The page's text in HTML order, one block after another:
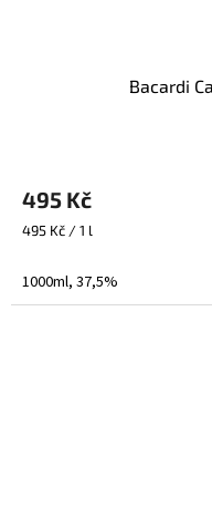
Bacardi
495 Kč
Měrná
495 Kč / 1 l
1000ml, 37,5%